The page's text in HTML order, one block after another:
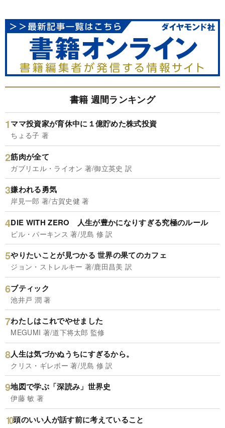
書籍 週間ランキング
ママ投資家が育休中に１億貯めた株式投資
ちょる子 著
筋肉が全て
ガブリエル・ライオン 著/御立英史 訳
嫌われる勇気
岸見一郎 著/古賀史健 著
DIE WITH ZERO 人生が豊かになりすぎる究極のルール
ビル・パーキンス 著/児島 修 訳
やりたいことが見つかる 世界の果てのカフェ
ジョン・ストレルキー 著/鹿田昌美 訳
ブティック
池井戸 潤 著
わたしはこれでやせました
MEGUMI 著/道下将太郎 監修
人生は気づかぬうちにすぎるから。
クリス・ギレボー 著/児島 修 訳
地図で学ぶ「深読み」世界史
伊藤 敏 著
頭のいい人が話す前に考えていること